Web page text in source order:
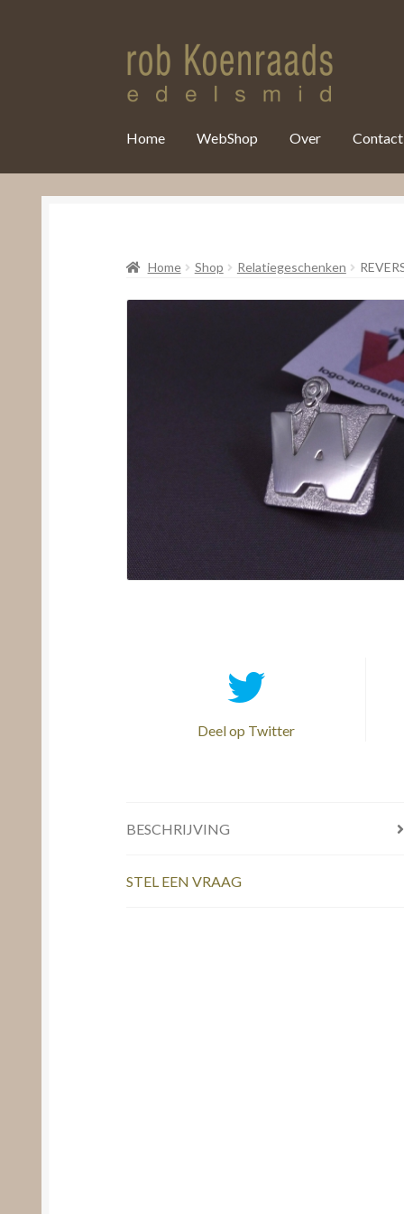
Home WebShop Over Contact
Home Shop Relatiegeschenken
Deel op Twitter
BESCHRIJVING
STEL EEN VRAAG